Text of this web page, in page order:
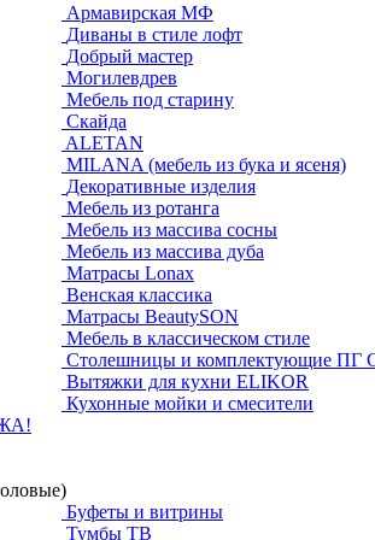
Армавирская МФ
Диваны в стиле лофт
Добрый мастер
Могилевдрев
Мебель под старину
Скайда
ALETAN
MILANA (мебель из бука и ясеня)
Декоративные изделия
Мебель из ротанга
Мебель из массива сосны
Мебель из массива дуба
Матрасы Lonax
Венская классика
Матрасы BeautySON
Мебель в классическом стиле
Столешницы и комплектующие ПГ
Вытяжки для кухни ELIKOR
Кухонные мойки и смесители
Буфеты и витрины
Тумбы ТВ